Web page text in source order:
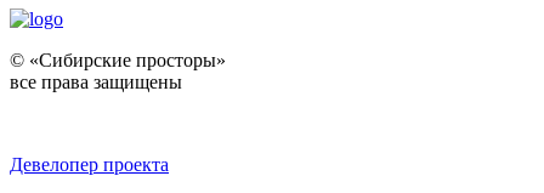
© «Сибирские просторы»
все права защищены
Девелопер проекта